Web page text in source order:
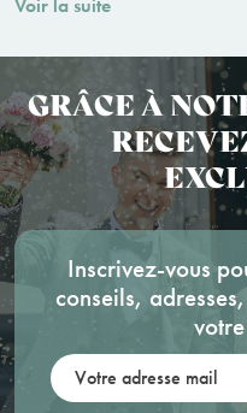
GRÂCE À
Inscrivez-vous
conseils,